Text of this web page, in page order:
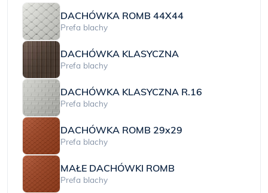
DACHÓWKA ROMB 44X44
Prefa blachy
DACHÓWKA KLASYCZNA
Prefa blachy
DACHÓWKA KLASYCZNA R.16
Prefa blachy
DACHÓWKA ROMB 29x29
Prefa blachy
MAŁE DACHÓWKI ROMB
Prefa blachy